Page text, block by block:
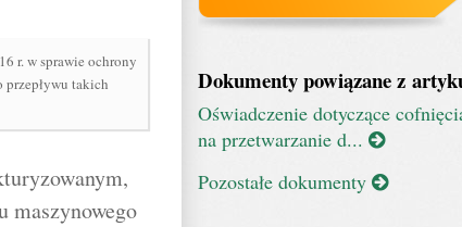
r. w sprawie ochrony
takich
maszynowego
Dokumenty powiązane z
Oświadczenie dotyczące
na przetwarzanie d...
Pozostałe dokumenty